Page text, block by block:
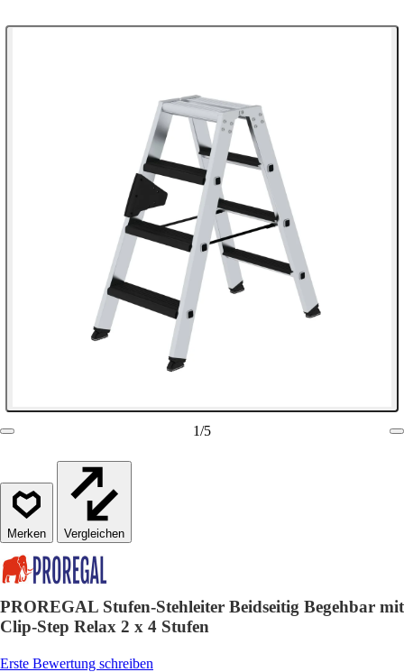
1/5
Vergleichen
PROREGAL Stufen-Stehleiter Beidseitig Begehbar mit
Clip-Step Relax 2 x 4 Stufen
Erste Bewertung schreiben